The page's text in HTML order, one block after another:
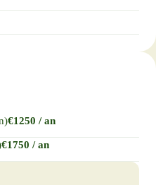
€1250 / an
€1750 / an